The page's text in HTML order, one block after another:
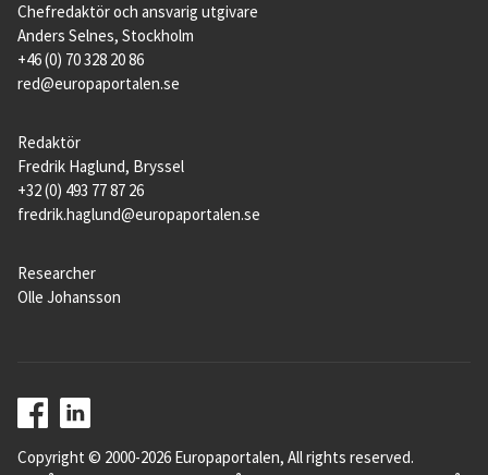
Chefredaktör och ansvarig utgivare
Anders Selnes, Stockholm
+46 (0) 70 328 20 86
red@europaportalen.se
Redaktör
Fredrik Haglund, Bryssel
+32 (0) 493 77 87 26
fredrik.haglund@europaportalen.se
Researcher
Olle Johansson
Copyright © 2000-2026 Europaportalen, All rights reserved.